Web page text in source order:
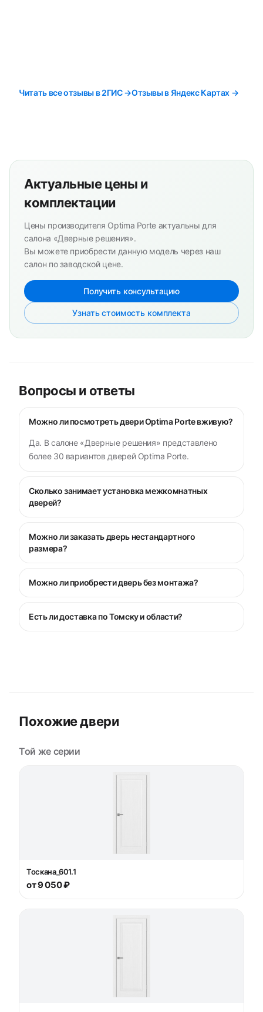
Читать все отзывы в 2ГИС →Отзывы в Яндекс Картах →
Актуальные цены и
комплектации
Цены производителя Optima Porte актуальны для
салона «Дверные решения».
Вы можете приобрести данную модель через наш
салон по заводской цене.
Получить консультацию
Узнать стоимость комплекта
Вопросы и ответы
Можно ли посмотреть двери Optima Porte вживую?
Да. В салоне «Дверные решения» представлено
более 30 вариантов дверей Optima Porte.
Сколько занимает установка межкомнатных
дверей?
Можно ли заказать дверь нестандартного
размера?
Можно ли приобрести дверь без монтажа?
Есть ли доставка по Томску и области?
Похожие двери
Той же серии
Тоскана_601.1
от 9 050 ₽